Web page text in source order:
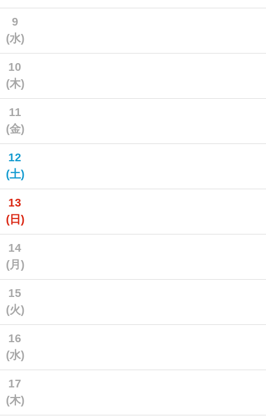
9
(水)
10
(木)
11
(金)
12
(土)
13
(日)
14
(月)
15
(火)
16
(水)
17
(木)